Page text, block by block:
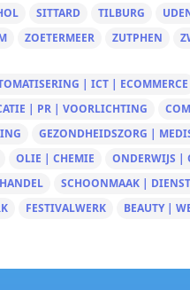
SITTARD TILBURG
ZOETERMEER ZUTPHEN
| ICT | ECOMMERCE
| PR | VOORLICHTING
GEZONDHEIDSZORG |
OLIE | CHEMIE
ONDERWIJS
SCHOONMAAK |
FESTIVALWERK BEAUTY |